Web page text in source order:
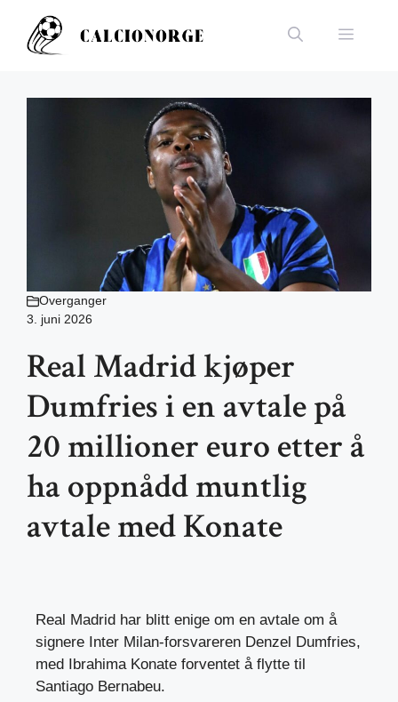
innhold
Meny
Overganger
3. juni 2026
Real Madrid kjøper
Dumfries i en avtale på
20 millioner euro etter å
ha oppnådd muntlig
avtale med Konate
Real Madrid har blitt enige om en avtale om å
signere Inter Milan-forsvareren Denzel Dumfries,
med Ibrahima Konate forventet å flytte til
Santiago Bernabeu.